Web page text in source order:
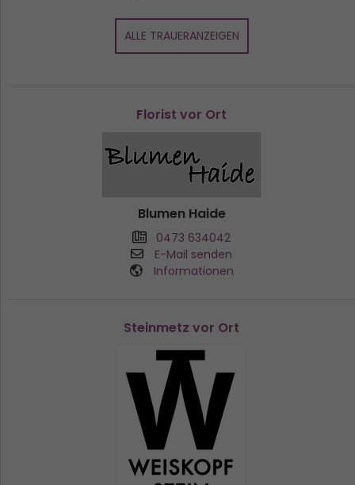
ALLE TRAUERANZEIGEN
Florist vor Ort
Blumen Haide
0473 634042
E-Mail senden
Informationen
Steinmetz vor Ort